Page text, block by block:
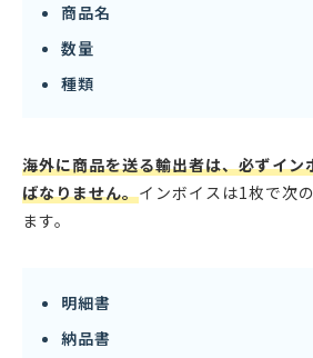
商品名
数量
種類
海外に商品を送る輸出者は、必ずイン
ばなりません。インボイスは1枚で次
ます。
明細書
納品書